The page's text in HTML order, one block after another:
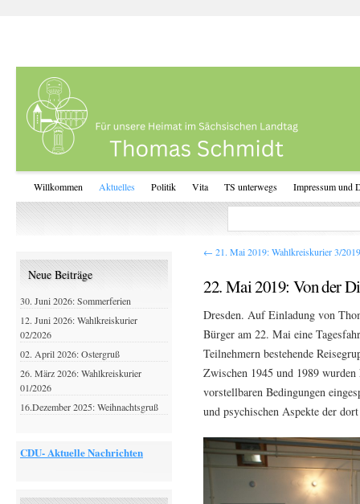
Willkommen Aktuelles Politik Vita TS unterwegs Impressum und
← 21. Mai 2019: Wahlkreiskurier 3/
22. Mai 2019: Von der
Dresden. Auf Einladung von
Bürger am 22. Mai eine
Teilnehmern bestehende
Zwischen 1945 und 1989
vorstellbaren Bedingungen
und psychischen Aspekte der
Neue Beiträge
30. Juni 2026: Sommerferien
12. Juni 2026: Wahlkreiskurier
02/2026
02. April 2026: Ostergruß
26. März 2026: Wahlkreiskurier
01/2026
16.Dezember 2025: Weihnachtsgruß
CDU- Aktuelle Nachrichten